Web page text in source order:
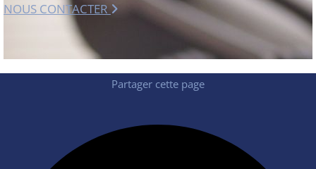
NOUS CONTACTER
Partager cette page